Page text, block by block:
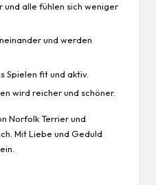
und alle fühlen sich weniger
und werden
Spielen fit und aktiv.
wird reicher und schöner.
Norfolk Terrier und
Mit Liebe und Geduld